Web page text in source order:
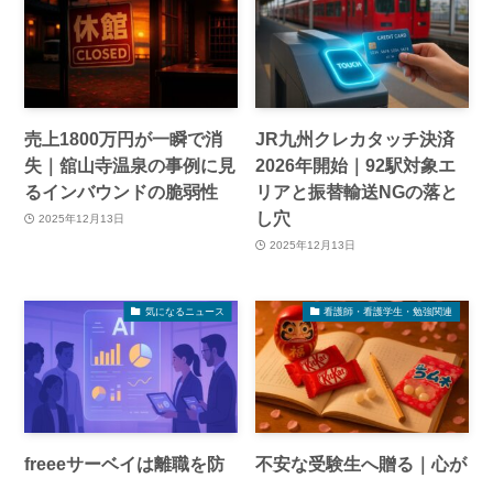
売上1800万円が一瞬で消
失｜舘山寺温泉の事例に見
るインバウンドの脆弱性
2025年12月13日
JR九州クレカタッチ決済
2026年開始｜92駅対象エ
リアと振替輸送NGの落と
し穴
2025年12月13日
気になるニュース
freeeサーベイは離職を防
看護師・看護学生・勉強関連
不安な受験生へ贈る｜心が